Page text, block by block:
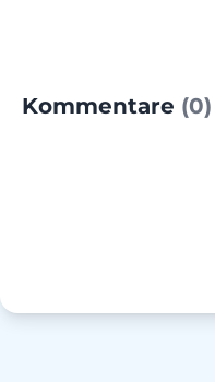
Kommentare (0)